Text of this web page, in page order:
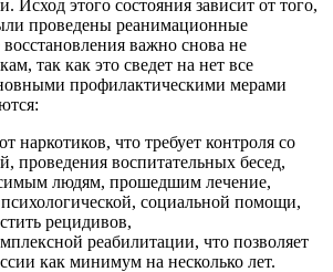
Исход этого состояния зависит от того,
проведены реанимационные
важно снова не
так как это сведет на нет все
профилактическими мерами
наркотиков, что требует контроля со
проведения воспитательных бесед,
людям, прошедшим лечение,
социальной помощи,
рецидивов,
реабилитации, что позволяет
как минимум на несколько лет.